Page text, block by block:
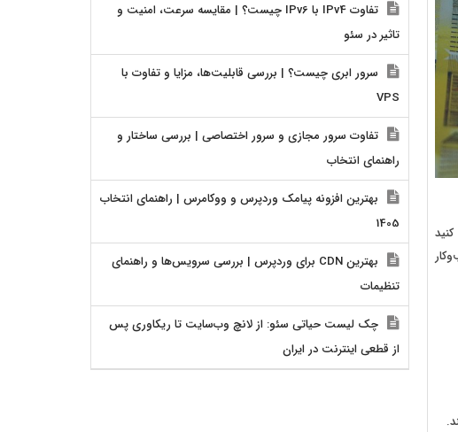
تفاوت IPv4 با IPv6 چیست؟ | مقایسه سرعت، امنیت و
تاثیر در سئو
سرور ابری چیست؟ | بررسی قابلیت‌ها، مزایا و تفاوت با
VPS
تفاوت سرور مجازی و سرور اختصاصی | بررسی ساختار و
راهنمای انتخاب
بهترین افزونه پیامک وردپرس و ووکامرس | راهنمای انتخاب
1405
بهترین CDN برای وردپرس | بررسی سرویس‌ها و راهنمای
تنظیمات
چک لیست حیاتی سئو: از لانچ وب‌سایت تا ریکاوری پس
از قطعی اینترنت در ایران